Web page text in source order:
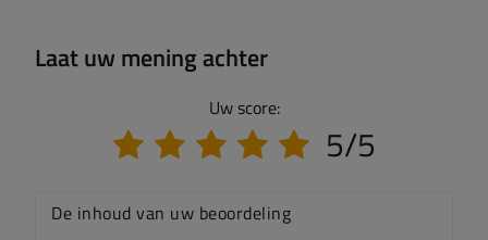
Laat uw mening achter
Uw score:
5/5
De inhoud van uw beoordeling